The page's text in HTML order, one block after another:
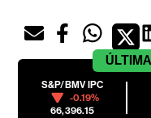
S&P/BMV IPC
-0.19%
66,396.15